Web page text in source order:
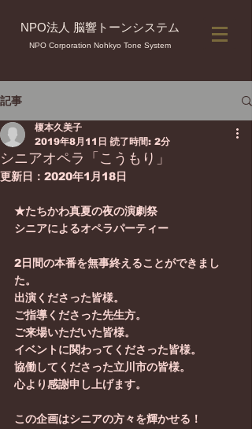
NPO法人 脳響トーンシステム
NPO Corporation Nohkyo Tone System
記事
シニアオペラ「こうもり」
榎本久美子
2019年8月11日 読了時間: 2分
更新日： 2020年1月18日
★たちかわ真夏の夜の演劇祭
シニアによるオペラパーティー
2日間の本番を無事終えることができまし
た。
出演くださった皆様。
ご指導くださった先生方。
ご来場いただいた皆様。
イベントに関わってくださった皆様。
協働してくださった立川市の皆様。
心より感謝申し上げます。
この企画はシニアの方々を輝かせる！